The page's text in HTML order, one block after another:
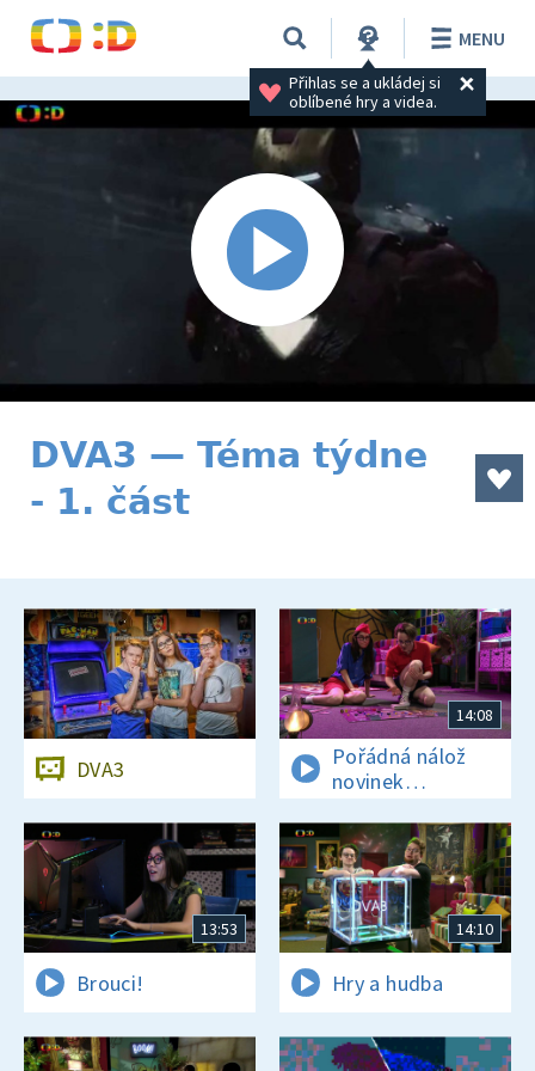
Přihlas se a ukládej si
oblíbené hry a videa.
MENU
DVA3 — Téma týdne
- 1. část
DVA3
14:08
Pořádná nálož
novinek
a zajímavostí
13:53
Brouci!
14:10
Hry a hudba